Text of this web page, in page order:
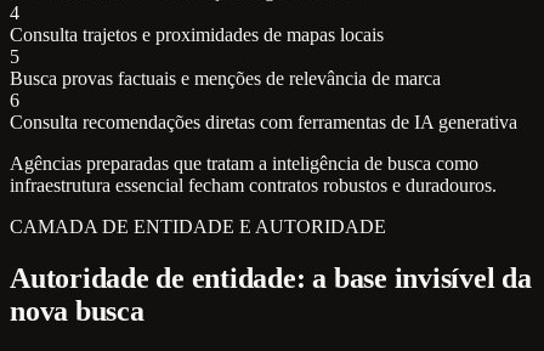
4
Consulta trajetos e proximidades de mapas locais
5
Busca provas factuais e menções de relevância de marca
6
Consulta recomendações diretas com ferramentas de IA generativa
Agências preparadas que tratam a inteligência de busca como
infraestrutura essencial fecham contratos robustos e duradouros.
CAMADA DE ENTIDADE E AUTORIDADE
Autoridade de entidade: a base invisível da
nova busca